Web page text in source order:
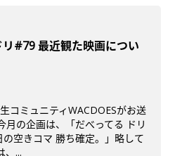
リ#79 最近観た映画につい
コミュニティWACDOESがお送
月の企画は、「だべってる ドリ
空きコマ 勝ち確定。」略して
、...